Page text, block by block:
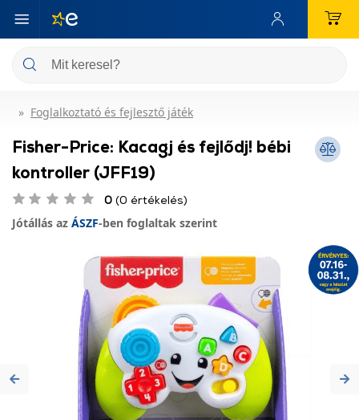
Foglalkoztató és fejlesztő játék
Fisher-Price: Kacagj és fejlődj! bébi
kontroller (JFF19)
0 (0 értékelés)
Jótállás az ÁSZF-ben foglaltak szerint
Previous